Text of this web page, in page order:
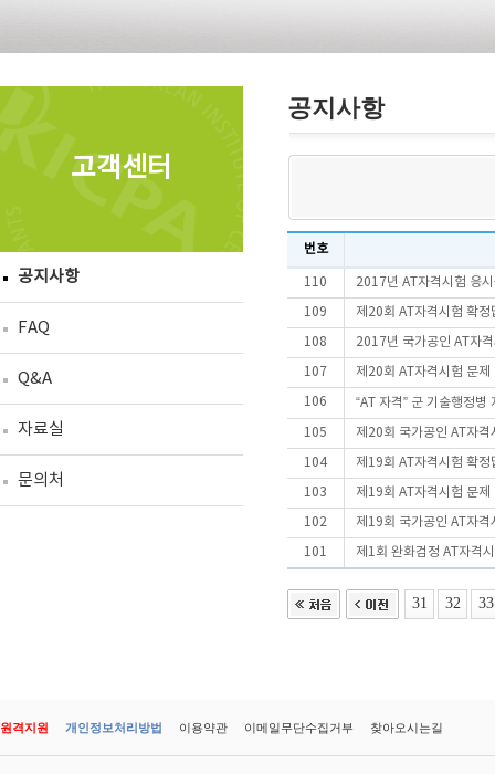
고객센터
공지사항
FAQ
Q&A
자료실
문의처
공지사항
번호
110 2017년 AT자격시험 응
109 제20회 AT자격시험 확정
108 2017년 국가공인 AT자
107 제20회 AT자격시험 문
106 “AT 자격” 군 기술행정병
105 제20회 국가공인 AT자격
104 제19회 AT자격시험 확정
103 제19회 AT자격시험 문
102 제19회 국가공인 AT자격
101 제1회 완화검정 AT자격
31 32 33
원격지원 개인정보처리방법 이용약관 이메일무단수집거부 찾아오시는길